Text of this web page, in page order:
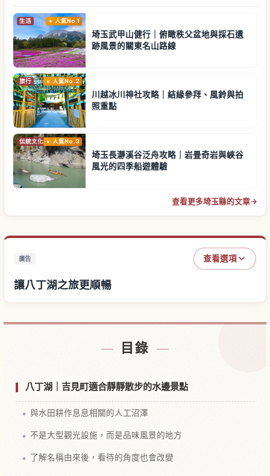
生活 人氣No.1
埼玉武甲山健行｜俯瞰秩父盆地與採石遺
跡風景的關東名山路線
旅行 人氣No.2
川越冰川神社攻略｜結緣參拜、風鈴與拍
照重點
伝統文化 人氣No.3
埼玉長瀞溪谷泛舟攻略｜岩畳奇岩與峽谷
風光的四季船遊體驗
查看更多埼玉縣的文章→
廣告 查看選項
讓八丁湖之旅更順暢
目錄
八丁湖｜吉見町適合靜靜散步的水邊景點
與水田耕作息息相關的人工沼澤
不是大型觀光設施，而是品味風景的地方
了解名稱由來後，看待的角度也會改變